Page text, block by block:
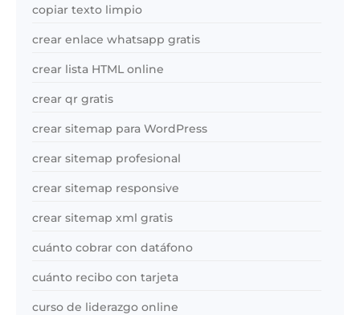
copiar texto limpio
crear enlace whatsapp gratis
crear lista HTML online
crear qr gratis
crear sitemap para WordPress
crear sitemap profesional
crear sitemap responsive
crear sitemap xml gratis
cuánto cobrar con datáfono
cuánto recibo con tarjeta
curso de liderazgo online